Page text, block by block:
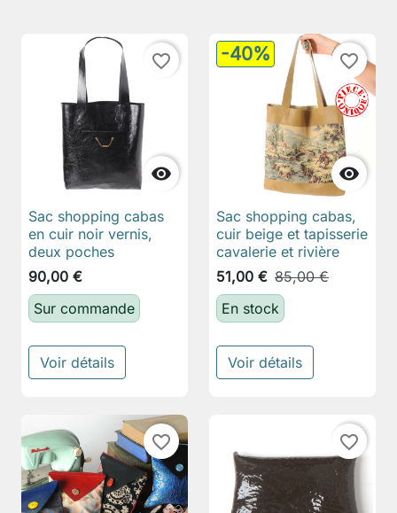

favorite_border
Sac shopping cabas
en cuir noir vernis,
deux poches
90,00 €
Sur commande
Voir détails
-40%

favorite_border
Sac shopping cabas,
cuir beige et tapisserie
cavalerie et rivière
51,00 € 85,00 €
En stock
Voir détails
favorite_border favorite_border